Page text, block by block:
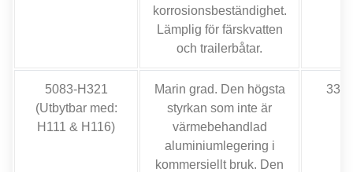
korrosionsbeständighet.
Lämplig för färskvatten
och trailerbåtar.
5083-H321
(Utbytbar med:
H111 & H116)
Marin grad. Den högsta
styrkan som inte är
värmebehandlad
aluminiumlegering i
kommersiellt bruk. Den